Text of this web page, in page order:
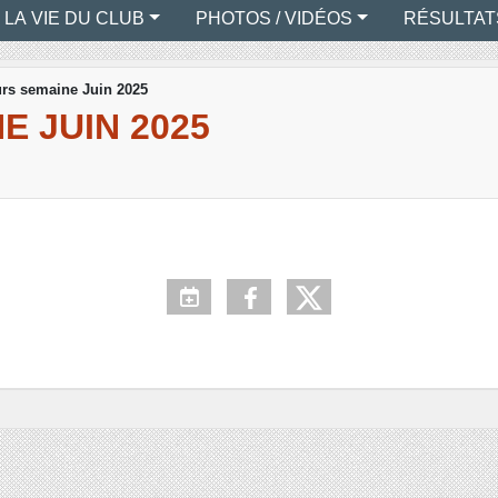
LA VIE DU CLUB PHOTOS / VIDÉOS
semaine Juin 2025
JUIN 2025